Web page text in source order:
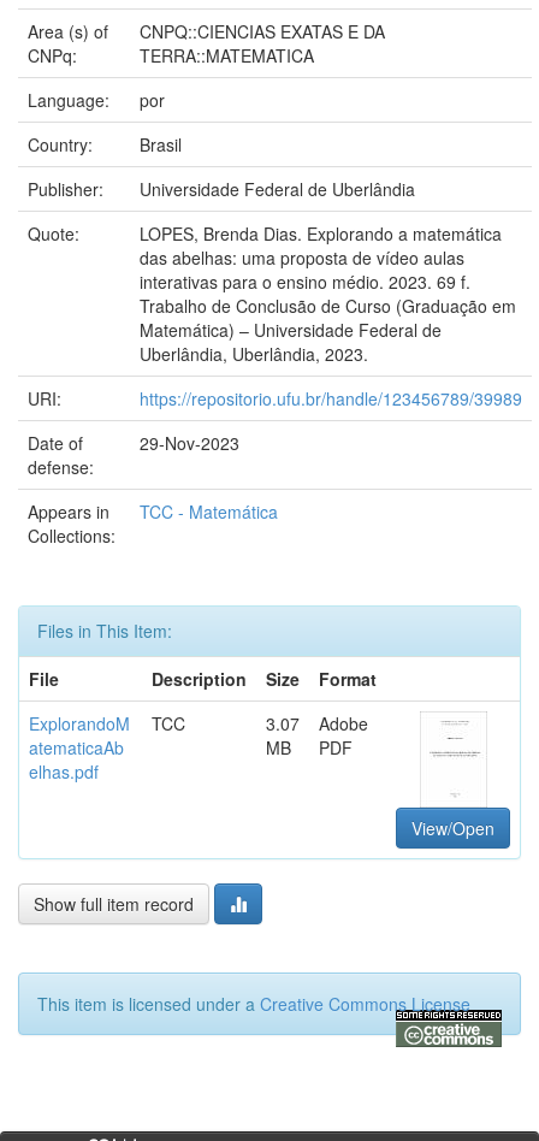
Area (s) of
CNPq:
CNPQ::CIENCIAS EXATAS E DA
TERRA::MATEMATICA
Language:
por
Country:
Brasil
Publisher:
Universidade Federal de Uberlândia
Quote:
LOPES, Brenda Dias. Explorando a matemática
das abelhas: uma proposta de vídeo aulas
interativas para o ensino médio. 2023. 69 f.
Trabalho de Conclusão de Curso (Graduação em
Matemática) – Universidade Federal de
Uberlândia, Uberlândia, 2023.
URI:
https://repositorio.ufu.br/handle/123456789/39989
Date of
defense:
29-Nov-2023
Appears in
Collections:
TCC - Matemática
Files in This Item:
File
Description Size
Format
ExplorandoM
atematicaAb
elhas.pdf
TCC
3.07
MB
Adobe
PDF
View/Open
Show full item record
This item is licensed under a Creative Commons License